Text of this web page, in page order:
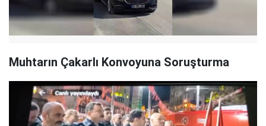
Muhtarın Çakarlı Konvoyuna Soruşturma